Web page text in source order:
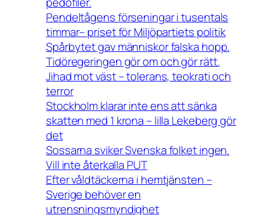
Pendeltågens förseningar i tusentals
timmar– priset för Miljöpartiets politik
Spårbytet gav människor falska hopp.
Tidöregeringen gör om och gör rätt.
Jihad mot väst – tolerans, teokrati och
terror
Stockholm klarar inte ens att sänka
skatten med 1 krona – lilla Lekeberg gör
det
Sossarna sviker Svenska folket ingen.
Vill inte återkalla PUT
Efter våldtäckerna i hemtjänsten –
Sverige behöver en
utrensningsmyndighet